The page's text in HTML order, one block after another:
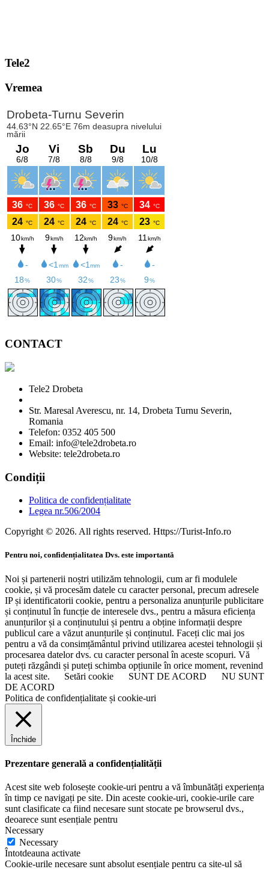
Tele2
Vremea
CONTACT
Tele2 Drobeta
Str. Maresal Averescu, nr. 14, Drobeta Turnu Severin,
Romania
Telefon: 0352 405 500
Email: info@tele2drobeta.ro
Website: tele2drobeta.ro
Condiții
Politica de confidențialitate
Legea nr.506/2004
Copyright © 2026. All rights reserved. Https://Turist-Info.ro
Pentru noi, confidențialitatea Dvs. este importantă
Noi și partenerii noștri utilizăm tehnologii, cum ar fi modulele
cookie, și vă procesăm datele cu caracter personal, precum adresele
IP și identificatorii cookie, pentru a personaliza anunțurile publicitare
și conținutul în funcție de interesele dvs., pentru a măsura eficiența
anunțurilor și a conținutului și pentru a obține informații despre
publicul care a văzut anunțurile și conținutul. Faceți clic mai jos
pentru a vă da consimțământul privind utilizarea acestei tehnologii și
procesarea datelor dvs. cu caracter personal în aceste scopuri. Vă
puteți răzgândi și puteți schimba opțiunile în orice moment, revenind
la acest site.
Setări cookie SUNT DE ACORD
NU SUNT
DE ACORD
Politica de confidențialitate și cookie-uri
Închide
Prezentare generală a confidențialității
Acest site web folosește cookie-uri pentru a vă îmbunătăți experiența
în timp ce navigați pe site. Din aceste cookie-uri, cookie-urile care
sunt clasificate ca fiind necesare sunt stocate pe browserul dvs.,
deoarece sunt esențiale pentru
Necessary
Necessary
Întotdeauna activate
Cookie-urile necesare sunt absolut esențiale pentru ca site-ul să